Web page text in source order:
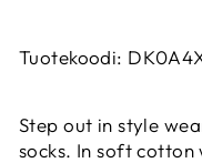
Tuotekoodi:
Step out in style
socks. In soft